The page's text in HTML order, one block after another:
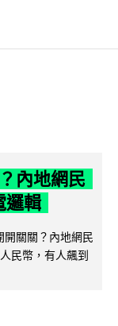
內地網民
邏輯
關關？內地網民
民幣，有人飆到